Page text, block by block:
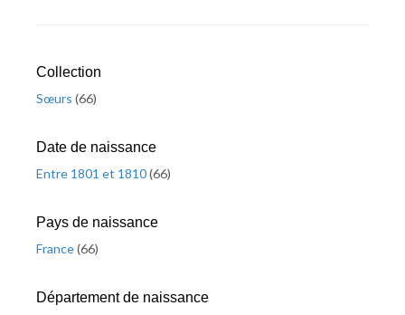
Collection
Sœurs (66)
Date de naissance
Entre 1801 et 1810(66)
Pays de naissance
France(66)
Département de naissance